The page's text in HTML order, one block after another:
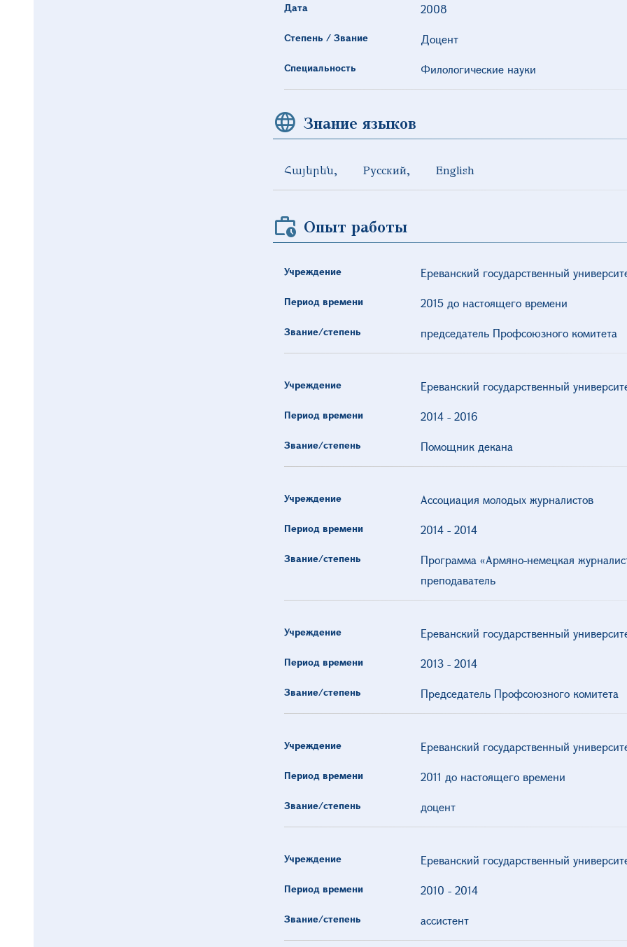
Дата 2008
Степень / Звание Доцент
Специальность Филологические науки
Знание языков
Հայերեն Русский English
Опыт работы
Учреждение Ереванский государственный
Период времени 2015 до настоящего времени
Звание/степень председатель Профсоюзного комитетa
Учреждение Ереванский государственный
Период времени 2014- 2016
Звание/степень Помощник декана
Учреждение Ассоциация молодых журналистов
Период времени 2014- 2014
Звание/степень
Программа «Армяно-немецкая
преподаватель
Учреждение Ереванский государственный
Период времени 2013- 2014
Звание/степень Председатель Профсоюзного комитета
Учреждение Ереванский государственный
Период времени 2011 до настоящего времени
Звание/степень доцент
Учреждение Ереванский государственный
Период времени 2010 - 2014
Звание/степень ассистент